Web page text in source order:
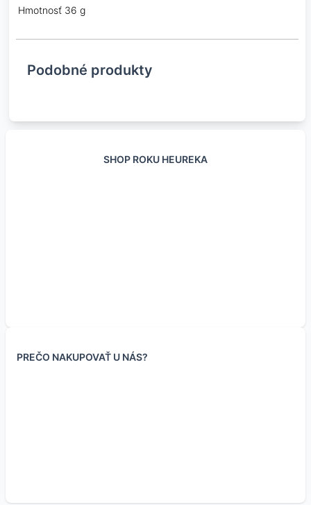
Hmotnosť 36 g
Podobné produkty
robotických autíčok
SHOP ROKU HEUREKA
PREČO NAKUPOVAŤ U NÁS?